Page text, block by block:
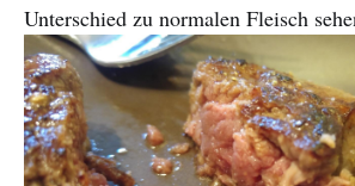
Unterschied zu normalen Fleisch